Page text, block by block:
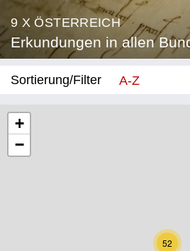
9 X ÖSTERREICH
Erkundungen in allen
Sortierung/Filter
A-Z
52
+
−